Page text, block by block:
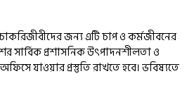
জন্য এটি চাপ ও কর্মজীবনের
সার্বিক প্রশাসনিক উৎপাদনশীলতা ও
যাওয়ার প্রস্তুতি রাখতে হবে। ভবিষ্যতে